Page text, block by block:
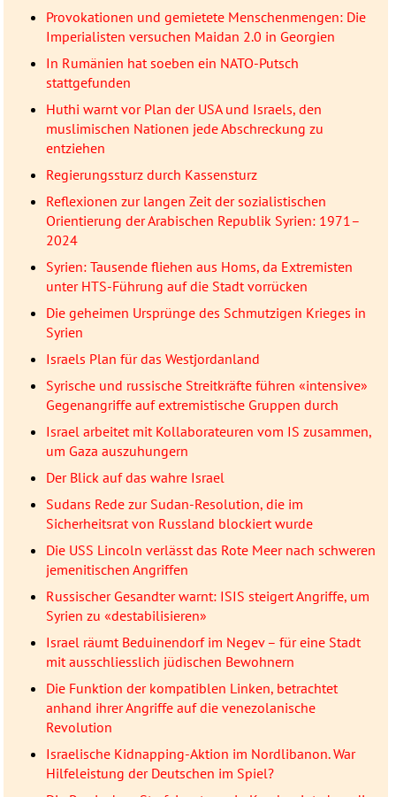
Provokationen und gemietete Menschenmengen: Die
Imperialisten versuchen Maidan 2.0 in Georgien
In Rumänien hat soeben ein NATO-Putsch
stattgefunden
Huthi warnt vor Plan der USA und Israels, den
muslimischen Nationen jede Abschreckung zu
entziehen
Regierungssturz durch Kassensturz
Reflexionen zur langen Zeit der sozialistischen
Orientierung der Arabischen Republik Syrien: 1971–
2024
Syrien: Tausende fliehen aus Homs, da Extremisten
unter HTS-Führung auf die Stadt vorrücken
Die geheimen Ursprünge des Schmutzigen Krieges in
Syrien
Israels Plan für das Westjordanland
Syrische und russische Streitkräfte führen «intensive»
Gegenangriffe auf extremistische Gruppen durch
Israel arbeitet mit Kollaborateuren vom IS zusammen,
um Gaza auszuhungern
Der Blick auf das wahre Israel
Sudans Rede zur Sudan-Resolution, die im
Sicherheitsrat von Russland blockiert wurde
Die USS Lincoln verlässt das Rote Meer nach schweren
jemenitischen Angriffen
Russischer Gesandter warnt: ISIS steigert Angriffe, um
Syrien zu «destabilisieren»
Israel räumt Beduinendorf im Negev – für eine Stadt
mit ausschliesslich jüdischen Bewohnern
Die Funktion der kompatiblen Linken, betrachtet
anhand ihrer Angriffe auf die venezolanische
Revolution
Israelische Kidnapping-Aktion im Nordlibanon. War
Hilfeleistung der Deutschen im Spiel?